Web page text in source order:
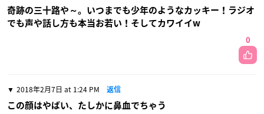
奇跡の三十路や～。いつまでも少年のようなカッキー！ラジオ
でも声や話し方も本当お若い！そしてカワイイw
0
2018年2月7日 at 1:24 PM 返信
この顔はやばい、たしかに鼻血でちゃう